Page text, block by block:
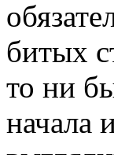
битых
то ни
начала